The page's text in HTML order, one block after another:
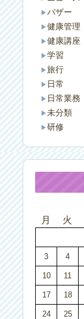
バザー
健康管理
健康講座
学習
旅行
日常
日常業務
未分類
研修
月
火
3 4
10 11
17 18
24 25